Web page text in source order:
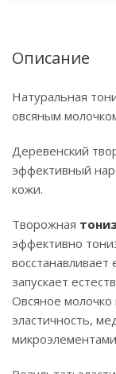
Описание
Натуральная
овсяным
Деревенский
эффективный
кожи.
Творожная
эффективно
восстанавливает
запускает
Овсяное молочко
эластичность,